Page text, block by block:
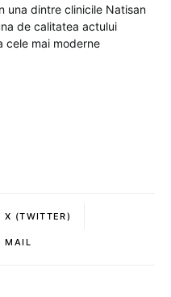
una dintre clinicile Natisan
de calitatea actului
cele mai moderne
X (TWITTER)
MAIL